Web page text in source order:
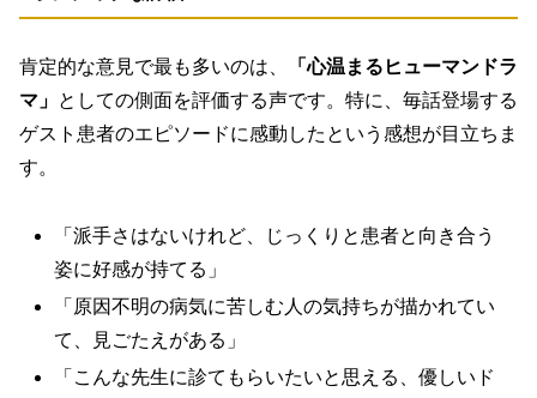
肯定的な意見で最も多いのは、
「心温まるヒューマンドラ
マ」 としての側面を評価する声です。特に、毎話登場する
ゲスト患者のエピソードに感動したという感想が目立ちま
す。
「派手さはないけれど、じっくりと患者と向き合う
姿に好感が持てる」
「原因不明の病気に苦しむ人の気持ちが描かれてい
て、見ごたえがある」
「こんな先生に診てもらいたいと思える、優しいド